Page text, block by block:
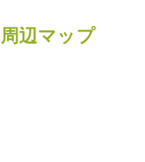
周辺マップ